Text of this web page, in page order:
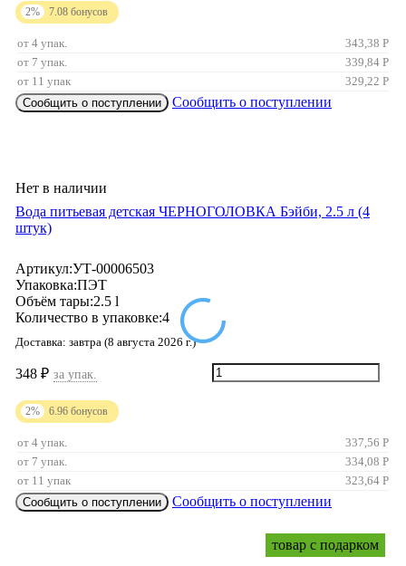
2% 7.08 бонусов
от 4 упак. 343,38 Р
от 7 упак.
339,84 Р
от 11 упак
329,22 Р
Сообщить о поступлении
Сообщить о поступлении
Нет в наличии
Вода питьевая детская ЧЕРНОГОЛОВКА Бэйби, 2.5 л (4
штук)
Артикул:УТ-00006503
Упаковка:ПЭТ
Объём тары:2.5 l
Количество в упаковке:4
Доставка: завтра (8 августа 2026 г.)
348 ₽ за упак.
2% 6.96 бонусов
от 4 упак. 337,56 Р
от 7 упак.
334,08 Р
от 11 упак
323,64 Р
Сообщить о поступлении
Сообщить о поступлении
товар с подарком